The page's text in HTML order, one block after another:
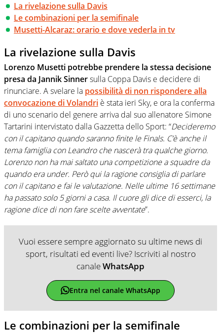
La rivelazione sulla Davis
Le combinazioni per la semifinale
Musetti-Alcaraz: orario e dove vederla in tv
La rivelazione sulla Davis
Lorenzo Musetti potrebbe prendere la stessa decisione
presa da Jannik Sinnersulla Coppa Davis e decidere di
rinunciare. A svelare la possibilità di non rispondere alla
convocazione di Volandri è stata ieri Sky, e ora la conferma
di uno scenario del genere arriva dal suo allenatore Simone
Tartarini intervistato dalla Gazzetta dello Sport: “Decideremo
con il capitano quando saranno finite le Finals. C’è anche il
tema famiglia con Leandro che nascerà tra qualche giorno.
Lorenzo non ha mai saltato una competizione a squadre da
quando era under. Però qui la ragione consiglia di parlare
con il capitano e fai le valutazione. Nelle ultime 16 settimane
ha passato solo 5 giorni a casa. Il cuore gli dice di esserci, la
ragione dice di non fare scelte avventate”.
Vuoi essere sempre aggiornato su ultime news di
sport, risultati ed eventi live? Iscriviti al nostro
canaleWhatsApp
Entra nel canale WhatsApp
Le combinazioni per la semifinale